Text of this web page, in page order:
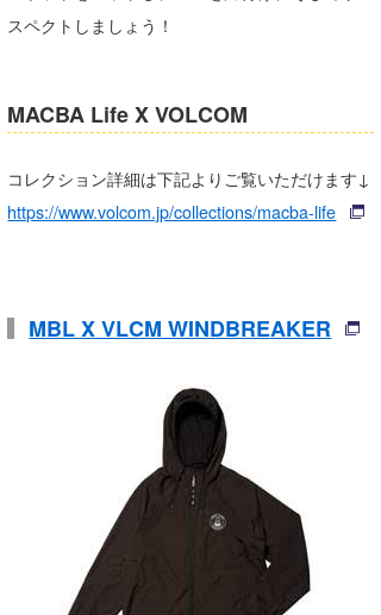
スペクトしましょう！
MACBA Life X VOLCOM
コレクション詳細は下記よりご覧いただけます↓
https://www.volcom.jp/collections/macba-life
MBL X VLCM WINDBREAKER